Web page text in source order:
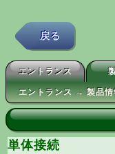
戻る
エントランス
エントランス → 製品
単体接続